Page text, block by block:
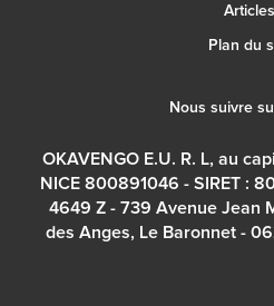
Articles
Plan du
Nous suivre
OKAVENGO E.U. R. L, au
NICE 800891046 - SIRET :
4649 Z - 739 Avenue Jean
des Anges, Le Baronnet -